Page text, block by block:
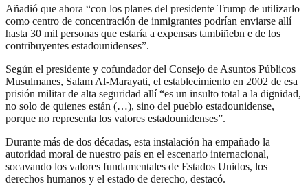
Añadió que ahora “con los planes del presidente Trump de utilizarlo
como centro de concentración de inmigrantes podrían enviarse allí
hasta 30 mil personas que estaría a expensas tambiñebn e de los
contribuyentes estadounidenses”.
Según el presidente y cofundador del Consejo de Asuntos Públicos
Musulmanes, Salam Al-Marayati, el establecimiento en 2002 de esa
prisión militar de alta seguridad allí “es un insulto total a la dignidad,
no solo de quienes están (…), sino del pueblo estadounidense,
porque no representa los valores estadounidenses”.
Durante más de dos décadas, esta instalación ha empañado la
autoridad moral de nuestro país en el escenario internacional,
socavando los valores fundamentales de Estados Unidos, los
derechos humanos y el estado de derecho, destacó.